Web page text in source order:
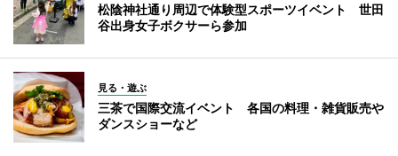
松陰神社通り周辺で体験型スポーツイベント 世田
谷出身女子ボクサーら参加
見る・遊ぶ
三茶で国際交流イベント 各国の料理・雑貨販売や
ダンスショーなど